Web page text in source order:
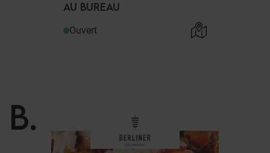
AU BUREAU
Ouvert
B.